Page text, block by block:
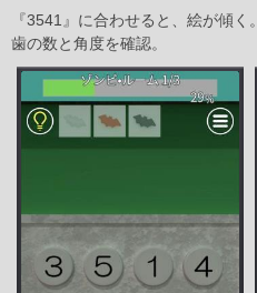
『3541』に合わせると、絵が傾く。
歯の数と角度を確認。